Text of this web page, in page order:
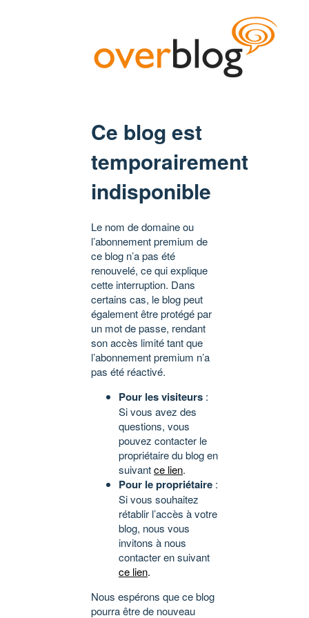
Ce blog est
temporairement
indisponible
Le nom de domaine ou
l’abonnement premium de
ce blog n’a pas été
renouvelé, ce qui explique
cette interruption. Dans
certains cas, le blog peut
également être protégé par
un mot de passe, rendant
son accès limité tant que
l’abonnement premium n’a
pas été réactivé.
Pour les visiteurs :
Si vous avez des
questions, vous
pouvez contacter le
propriétaire du blog en
suivantce lien.
Pour le propriétaire :
Si vous souhaitez
rétablir l’accès à votre
blog, nous vous
invitons à nous
contacter en suivant
ce lien.
Nous espérons que ce blog
pourra être de nouveau